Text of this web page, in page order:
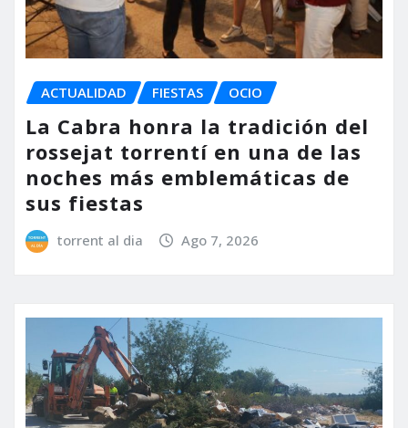
ACTUALIDAD FIESTAS OCIO
La Cabra honra la tradición del
rossejat torrentí en una de las
noches más emblemáticas de
sus fiestas
torrent al dia Ago 7, 2026